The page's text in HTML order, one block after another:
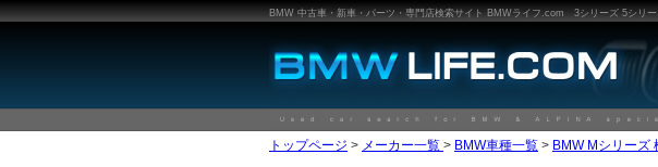
BMW 中古車・新車・パーツ・専門店検索サイト BMWライフ.com 3シリーズ 5シリ
トップページ > メーカー一覧 > BMW車種一覧 > BMW Mシリーズ